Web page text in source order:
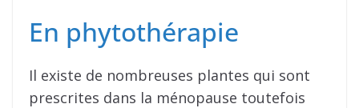
En phytothérapie
Il existe de nombreuses plantes qui sont
prescrites dans la ménopause toutefois